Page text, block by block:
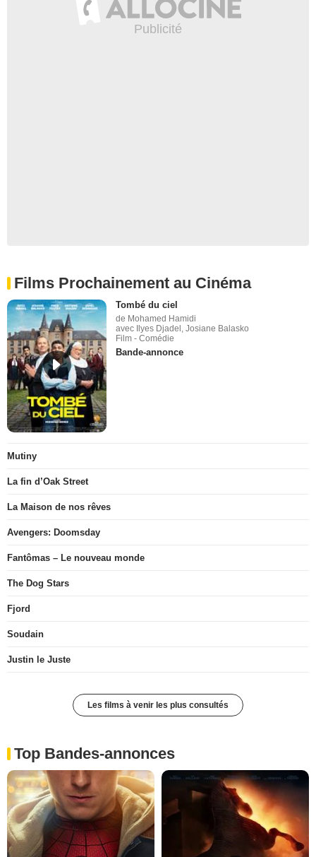
Films Prochainement au Cinéma
Tombé du ciel
de Mohamed Hamidi
avec Ilyes Djadel, Josiane Balasko
Film - Comédie
Bande-annonce
Mutiny
La fin d’Oak Street
La Maison de nos rêves
Avengers: Doomsday
Fantômas – Le nouveau monde
The Dog Stars
Fjord
Soudain
Justin le Juste
Les films à venir les plus consultés
Top Bandes-annonces